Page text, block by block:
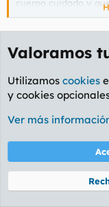
cuerpo cuidado y
Eso se llama bajar
ellas" el guapo
pringui. Igual que
toca mamada de
e
c
c
Alduin yLeibn
Slk
Valoramos
Utilizamos cookies
y cookies
Ver más